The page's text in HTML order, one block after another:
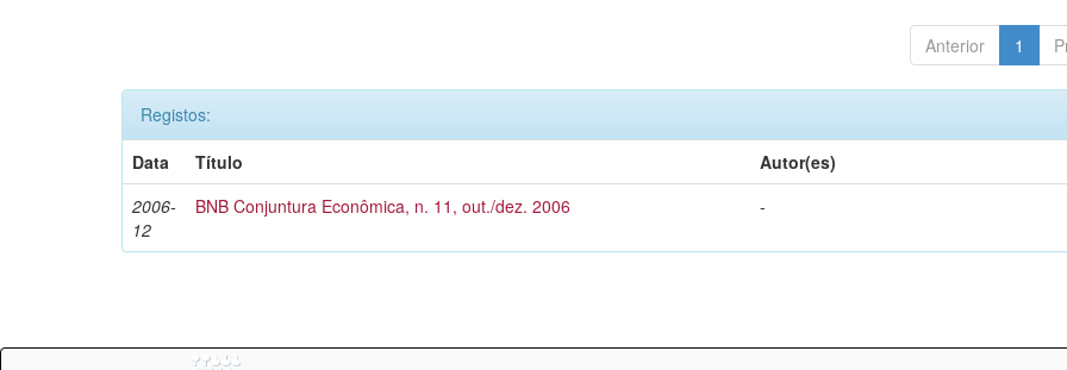
Anterior 1
Registos:
Data
Título
Autor(es)
2006-
12
BNB Conjuntura Econômica, n. 11, out./dez. 2006 -